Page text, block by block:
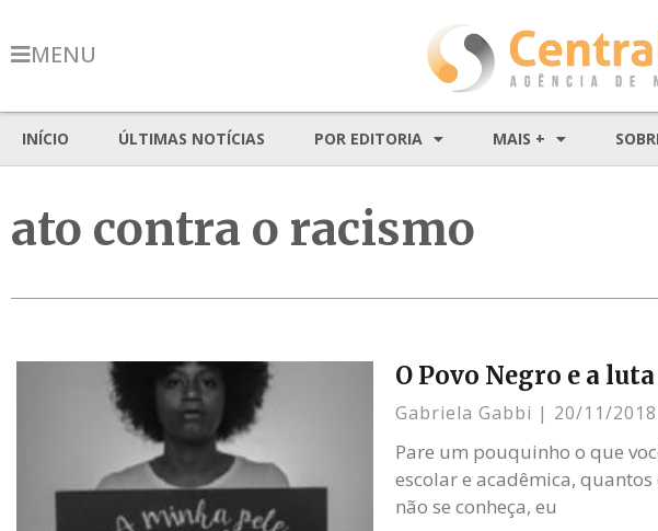
MENU
INÍCIO ÚLTIMAS NOTÍCIAS POR EDITORIA MAIS +
ato contra o racismo
O Povo Negro e a
Gabriela Gabbi 20/11/2018
Pare um pouquinho o que
escolar e acadêmica, quantos
não se conheça, eu